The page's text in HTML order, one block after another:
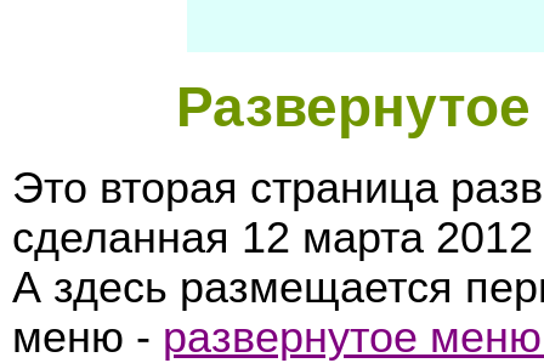
Это вторая страница
сделанная 12 марта 2012
А здесь размещается
меню - развернутое